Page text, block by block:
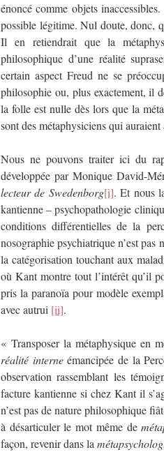
énoncé comme objets
possible légitime. Nul doute, donc,
Il en retiendrait que la
philosophique d’une réalité
certain aspect Freud ne se
philosophie ou, plus exactement, il
la folle est nulle dès lors que la
sont des métaphysiciens qui
Nous ne pouvons traiter ici du
développée par Monique David-
lecteur de Swedenborg[i]. Et nous
kantienne – psychopathologie
conditions différentielles de la
nosographie psychiatrique n’est
la catégorisation touchant aux
où Kant montre tout l’intérêt qu’il
pris la paranoïa pour modèle
avec autrui [ii].
« Transposer la métaphysique en
réalité interneémancipée de la
observation rassemblant les
facture kantienne si chez Kant il
n’est pas de nature philosophique
à désarticuler le mot même de
façon, revenir dans la